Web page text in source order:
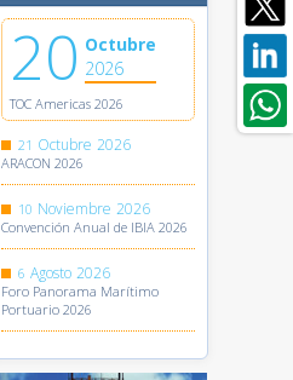
20 Octubre
2026
TOC Americas 2026
21 Octubre 2026
ARACON 2026
10 Noviembre 2026
Convención Anual de IBIA 2026
6 Agosto 2026
Foro Panorama Marítimo
Portuario 2026